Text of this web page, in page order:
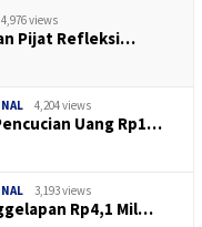
4,976 views
Pijat Refleksi…
4,204 views
Uang Rp1…
3,193 views
Rp4,1 Mil…